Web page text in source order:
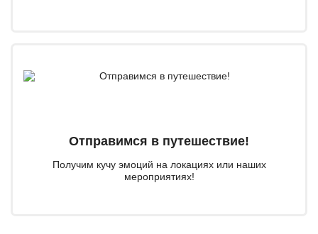
Отправимся в путешествие!
Получим кучу эмоций на локациях или наших
мероприятиях!